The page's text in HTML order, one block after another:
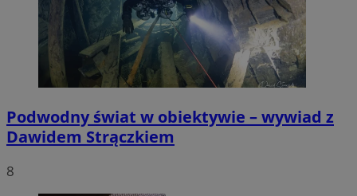
Podwodny świat w obiektywie – wywiad z
Dawidem Strączkiem
8